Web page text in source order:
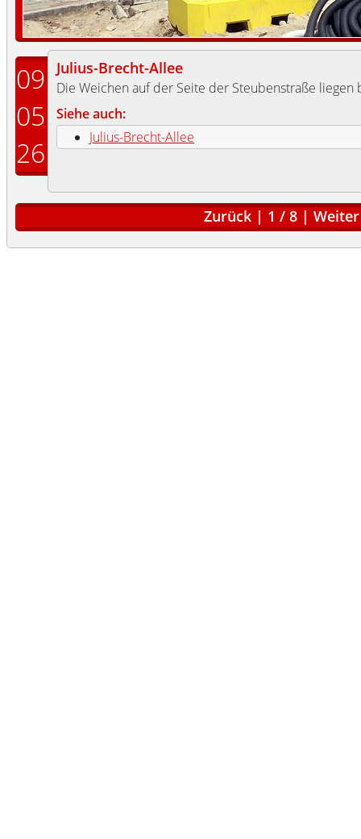
09
05
26
Julius-Brecht-Allee
Die Weichen auf der Seite der Steubenstraße liegen
Siehe auch:
Julius-Brecht-Allee
Zurück | 1 / 8 | Weiter